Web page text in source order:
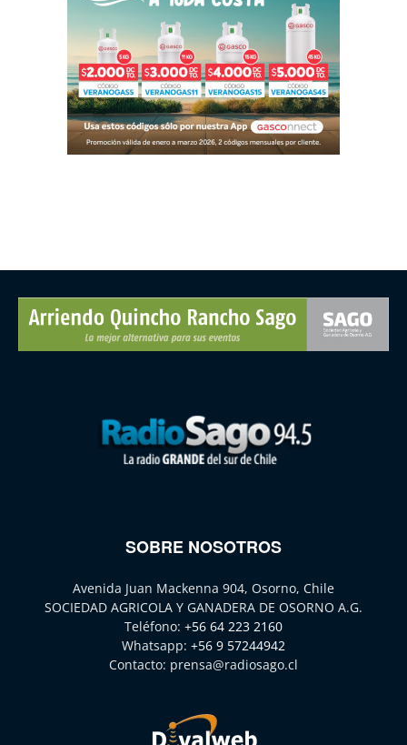
SOBRE NOSOTROS
Avenida Juan Mackenna 904, Osorno, Chile
SOCIEDAD AGRICOLA Y GANADERA DE OSORNO A.G.
Teléfono: +56 64 223 2160
Whatsapp: +56 9 57244942
Contacto: prensa@radiosago.cl